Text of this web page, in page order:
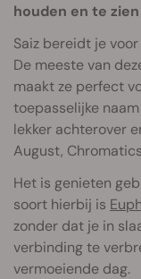
houden en te
Saiz bereidt je
De meeste van
maakt ze perfect
toepasselijke
lekker achterover
August,
Het is genieten
soort hierbij is
zonder dat je in
verbinding te
vermoeiende dag.